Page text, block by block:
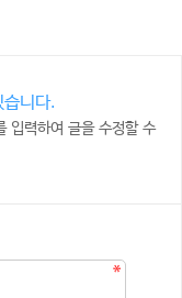
니다.
입력하여 글을 수정할 수